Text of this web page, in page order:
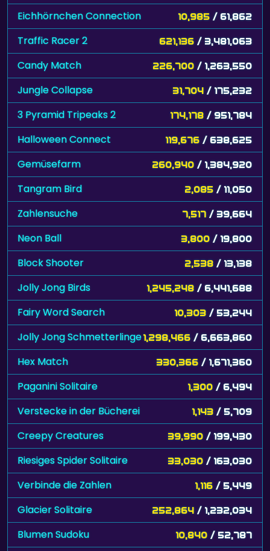
Eichhörnchen Connection 10,985 / 61,862
Traffic Racer 2 621,136 / 3,481,063
Candy Match 226,700 / 1,263,550
Jungle Collapse 31,704 / 175,232
3 Pyramid Tripeaks 2 174,178 / 951,784
Halloween Connect 119,676 / 638,625
Gemüsefarm 260,940 / 1,384,920
Tangram Bird 2,085 / 11,050
Zahlensuche 7,517 / 39,664
Neon Ball 3,800 / 19,800
Block Shooter 2,538 / 13,138
Jolly Jong Birds 1,245,248 / 6,441,688
Fairy Word Search 10,303 / 53,244
Jolly Jong Schmetterlinge1,298,466 / 6,663,860
Hex Match 330,366 / 1,671,360
Paganini Solitaire 1,300 / 6,494
Verstecke in der Bücherei 1,143 / 5,709
Creepy Creatures 39,990 / 199,430
Riesiges Spider Solitaire 33,030 / 163,030
Verbinde die Zahlen 1,116 / 5,449
Glacier Solitaire 252,864 / 1,232,034
Blumen Sudoku 10,840 / 52,787